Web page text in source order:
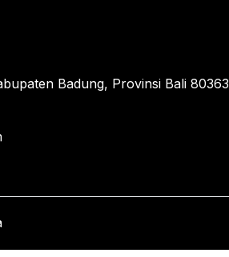
Badung, Provinsi Bali 80363